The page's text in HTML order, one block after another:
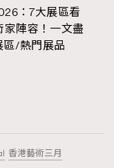
：7大展區看
陣容！一文盡
/熱門展品
香港藝術三月